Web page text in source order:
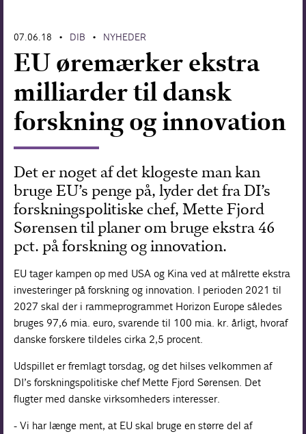
07.06.18 • DIB • NYHEDER
EU øremærker ekstra
milliarder til dansk
forskning og innovation
Det er noget af det klogeste man kan
bruge EU’s penge på, lyder det fra DI’s
forskningspolitiske chef, Mette Fjord
Sørensen til planer om bruge ekstra 46
pct. på forskning og innovation.
EU tager kampen op med USA og Kina ved at målrette ekstra
investeringer på forskning og innovation. I perioden 2021 til
2027 skal der i rammeprogrammet Horizon Europe således
bruges 97,6 mia. euro, svarende til 100 mia. kr. årligt, hvoraf
danske forskere tildeles cirka 2,5 procent.
Udspillet er fremlagt torsdag, og det hilses velkommen af
DI’s forskningspolitiske chef Mette Fjord Sørensen. Det
flugter med danske virksomheders interesser.
- Vi har længe ment, at EU skal bruge en større del af